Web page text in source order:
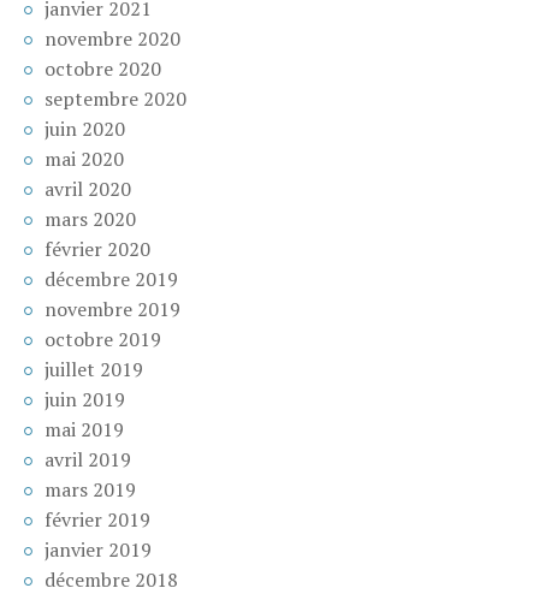
janvier 2021
novembre 2020
octobre 2020
septembre 2020
juin 2020
mai 2020
avril 2020
mars 2020
février 2020
décembre 2019
novembre 2019
octobre 2019
juillet 2019
juin 2019
mai 2019
avril 2019
mars 2019
février 2019
janvier 2019
décembre 2018